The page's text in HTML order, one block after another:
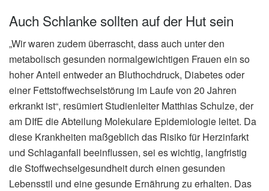
Auch Schlanke sollten auf der Hut sein
„Wir waren zudem überrascht, dass auch unter den
metabolisch gesunden normalgewichtigen Frauen ein so
hoher Anteil entweder an Bluthochdruck, Diabetes oder
einer Fettstoffwechselstörung im Laufe von 20 Jahren
erkrankt ist“, resümiert Studienleiter Matthias Schulze, der
am DIfE die Abteilung Molekulare Epidemiologie leitet. Da
diese Krankheiten maßgeblich das Risiko für Herzinfarkt
und Schlaganfall beeinflussen, sei es wichtig, langfristig
die Stoffwechselgesundheit durch einen gesunden
Lebensstil und eine gesunde Ernährung zu erhalten. Das